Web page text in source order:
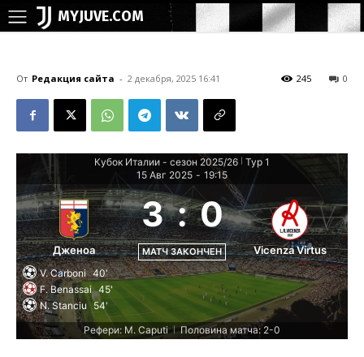
MYJUVE.COM
От Редакция сайта - 2 декабря, 2025 16:41 0
245
Кубок Италии - сезон 2025/26 Тур 1
15 Авг 2025 - 19:15
Дженоа
3 : 0
МАТЧ ЗАКОНЧЕН Vicenza Virtus
V. Carboni 40'
F. Benassai 45'
N. Stanciu 54'
Рефери: M. Caputi | Половина матча: 2-0